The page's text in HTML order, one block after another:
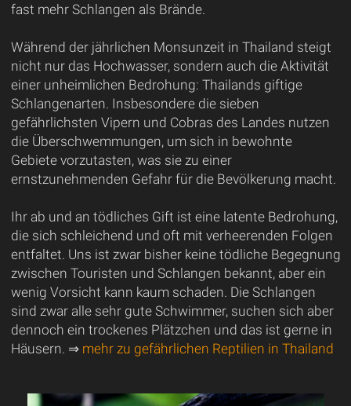
fast mehr Schlangen als Brände.
Während der jährlichen Monsunzeit in Thailand steigt
nicht nur das Hochwasser, sondern auch die Aktivität
einer unheimlichen Bedrohung: Thailands giftige
Schlangenarten. Insbesondere die sieben
gefährlichsten Vipern und Cobras des Landes nutzen
die Überschwemmungen, um sich in bewohnte
Gebiete vorzutasten, was sie zu einer
ernstzunehmenden Gefahr für die Bevölkerung macht.
Ihr ab und an tödliches Gift ist eine latente Bedrohung,
die sich schleichend und oft mit verheerenden Folgen
entfaltet. Uns ist zwar bisher keine tödliche Begegnung
zwischen Touristen und Schlangen bekannt, aber ein
wenig Vorsicht kann kaum schaden. Die Schlangen
sind zwar alle sehr gute Schwimmer, suchen sich aber
dennoch ein trockenes Plätzchen und das ist gerne in
Häusern. ⇒ mehr zu gefährlichen Reptilien in Thailand